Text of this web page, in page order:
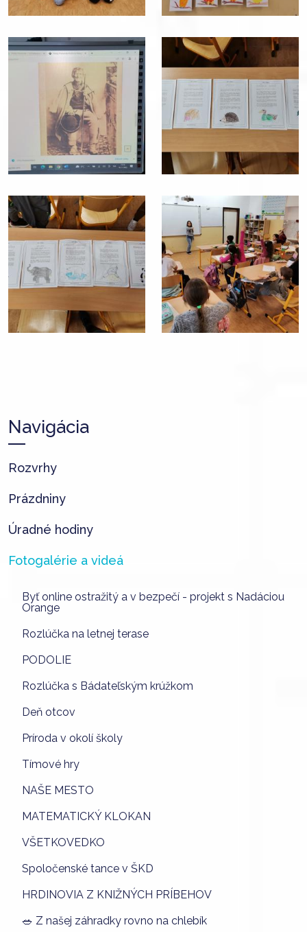
Navigácia
Rozvrhy
Prázdniny
Úradné hodiny
Fotogalérie a videá
Byť online ostražitý a v bezpečí - projekt s Nadáciou
Orange
Rozlúčka na letnej terase
PODOLIE
Rozlúčka s Bádateľským krúžkom
Deň otcov
Príroda v okolí školy
Tímové hry
NAŠE MESTO
MATEMATICKÝ KLOKAN
VŠETKOVEDKO
Spoločenské tance v ŠKD
HRDINOVIA Z KNIŽNÝCH PRÍBEHOV
🥗 Z našej záhradky rovno na chlebík